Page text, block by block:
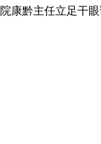
康黔主任立足干